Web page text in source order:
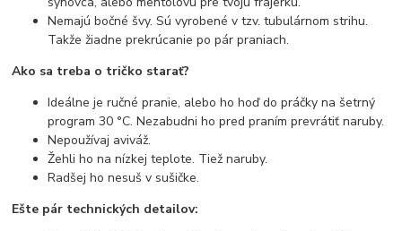
Nemajú bočné švy. Sú vyrobené v tzv. tubulárnom strihu.
Takže žiadne prekrúcanie po pár praniach.
Ako sa treba o tričko starať?
Ideálne je ručné pranie, alebo ho hoď do práčky na šetrný
program 30 °C. Nezabudni ho pred praním prevrátiť naruby.
Nepoužívaj aviváž.
Žehli ho na nízkej teplote. Tiež naruby.
Radšej ho nesuš v sušičke.
Ešte pár technických detailov: